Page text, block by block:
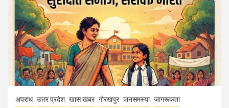
अपराध उत्तर प्रदेश खास खबर गोरखपुर जनसमस्या जागरूकता